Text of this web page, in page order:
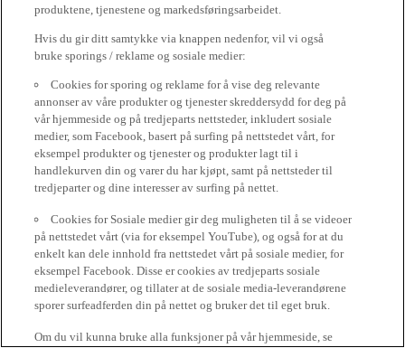
produktene, tjenestene og markedsføringsarbeidet.
Hvis du gir ditt samtykke via knappen nedenfor, vil vi også
bruke sporings / reklame og sosiale medier:
Cookies for sporing og reklame for å vise deg relevante
annonser av våre produkter og tjenester skreddersydd for deg på
vår hjemmeside og på tredjeparts nettsteder, inkludert sosiale
medier, som Facebook, basert på surfing på nettstedet vårt, for
eksempel produkter og tjenester og produkter lagt til i
handlekurven din og varer du har kjøpt, samt på nettsteder til
tredjeparter og dine interesser av surfing på nettet.
Cookies for Sosiale medier gir deg muligheten til å se videoer
på nettstedet vårt (via for eksempel YouTube), og også for at du
enkelt kan dele innhold fra nettstedet vårt på sosiale medier, for
eksempel Facebook. Disse er cookies av tredjeparts sosiale
medieleverandører, og tillater at de sosiale media-leverandørene
sporer surfeadferden din på nettet og bruker det til eget bruk.
Om du vil kunna bruke alla funksjoner på vår hjemmeside, se